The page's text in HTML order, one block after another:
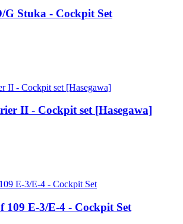
G Stuka - Cockpit Set
II - Cockpit set [Hasegawa]
109 E-3/E-4 - Cockpit Set